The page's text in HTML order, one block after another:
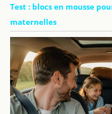
Test : blocs en mousse
maternelles